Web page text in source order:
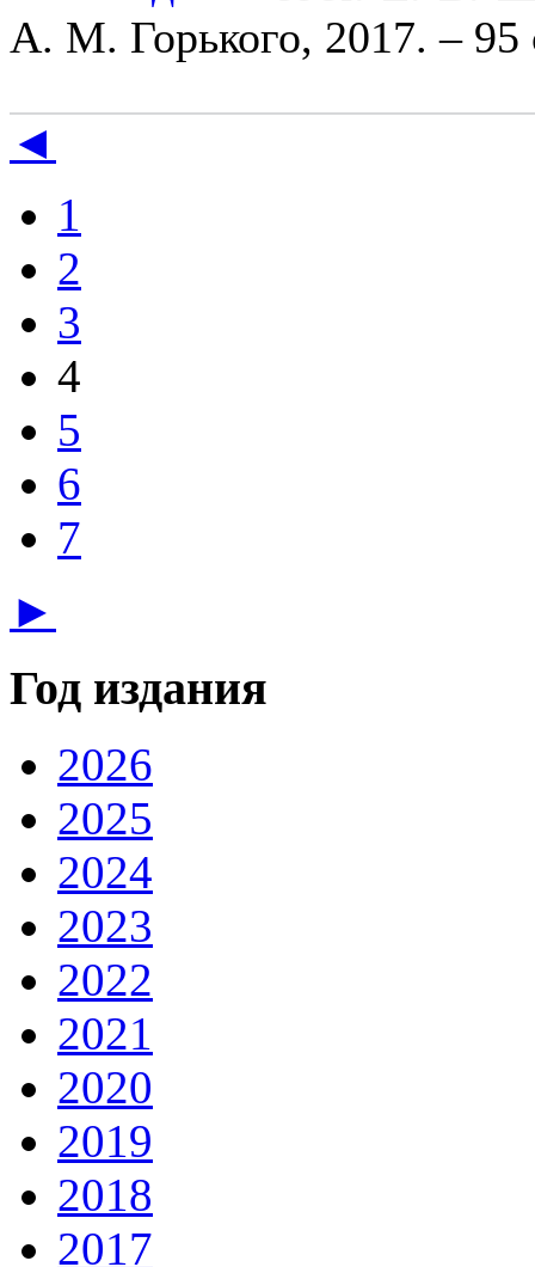
А. М. Горького, 2017. – 95
◄
1
2
3
4
5
6
7
►
Год издания
2026
2025
2024
2023
2022
2021
2020
2019
2018
2017